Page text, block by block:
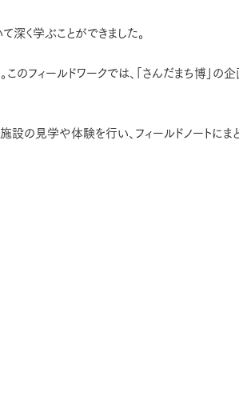
く学ぶことができました。
のフィールドワークでは、「さんだまち博」の
の見学や体験を行い、フィールドノートにま